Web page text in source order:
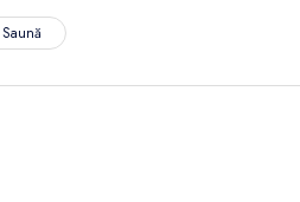
Saună